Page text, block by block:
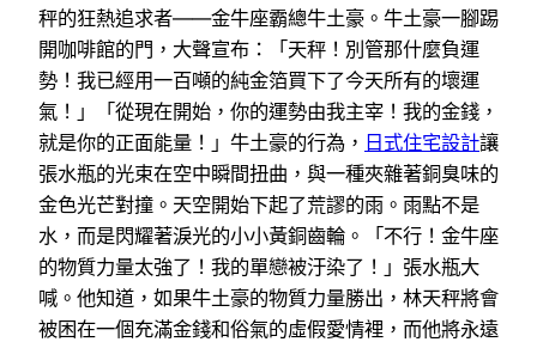
秤的狂熱追求者——金牛座霸總牛土豪。牛土豪一腳踢
開咖啡館的門，大聲宣布：「天秤！別管那什麼負運
勢！我已經用一百噸的純金箔買下了今天所有的壞運
氣！」「從現在開始，你的運勢由我主宰！我的金錢，
就是你的正面能量！」牛土豪的行為， 日式住宅設計讓
張水瓶的光束在空中瞬間扭曲，與一種夾雜著銅臭味的
金色光芒對撞。天空開始下起了荒謬的雨。雨點不是
水，而是閃耀著淚光的小小黃銅齒輪。「不行！金牛座
的物質力量太強了！我的單戀被汙染了！」張水瓶大
喊。他知道，如果牛土豪的物質力量勝出，林天秤將會
被困在一個充滿金錢和俗氣的虛假愛情裡，而他將永遠